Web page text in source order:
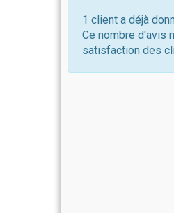
1 client a déjà
Ce nombre d'avis
satisfaction des